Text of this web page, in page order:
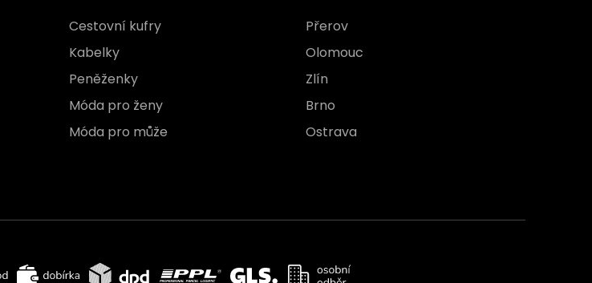
Cestovní kufry
Kabelky
Peněženky
Móda pro ženy
Móda pro může
Přerov
Olomouc
Zlín
Brno
Ostrava